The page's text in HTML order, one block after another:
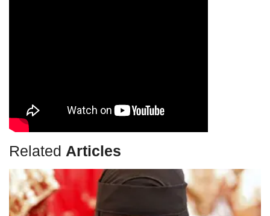
Related Articles